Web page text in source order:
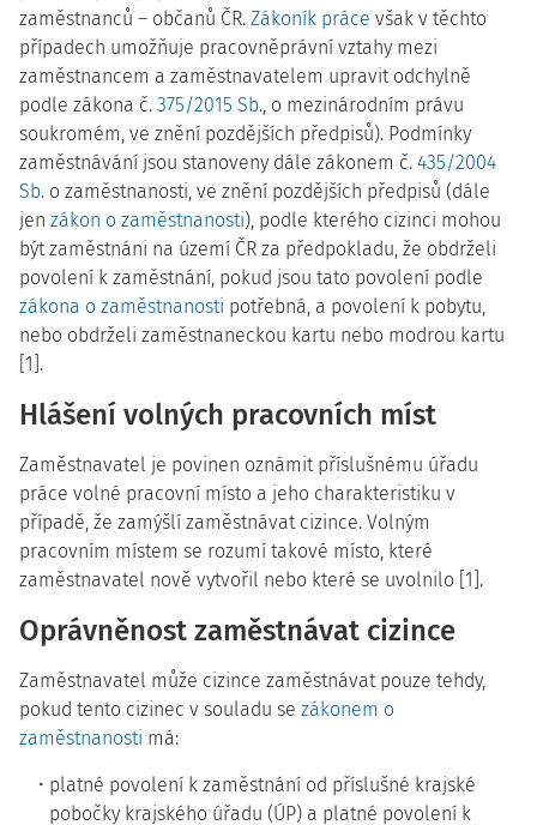
zaměstnanců – občanů ČR. Zákoník práce však v těchto
případech umožňuje pracovněprávní vztahy mezi
zaměstnancem a zaměstnavatelem upravit odchylně
podle zákona č. 375/2015 Sb., o mezinárodním právu
soukromém, ve znění pozdějších předpisů). Podmínky
zaměstnávání jsou stanoveny dále zákonem č. 435/2004
Sb. o zaměstnanosti, ve znění pozdějších předpisů (dále
jen zákon o zaměstnanosti), podle kterého cizinci mohou
být zaměstnáni na území ČR za předpokladu, že obdrželi
povolení k zaměstnání, pokud jsou tato povolení podle
zákona o zaměstnanosti potřebná, a povolení k pobytu,
nebo obdrželi zaměstnaneckou kartu nebo modrou kartu
[1].
Hlášení volných pracovních míst
Zaměstnavatel je povinen oznámit příslušnému úřadu
práce volné pracovní místo a jeho charakteristiku v
případě, že zamýšlí zaměstnávat cizince. Volným
pracovním místem se rozumí takové místo, které
zaměstnavatel nově vytvořil nebo které se uvolnilo [1].
Oprávněnost zaměstnávat cizince
Zaměstnavatel může cizince zaměstnávat pouze tehdy,
pokud tento cizinec v souladu se zákonem o
zaměstnanosti má:
platné povolení k zaměstnání od příslušné krajské
pobočky krajského úřadu (ÚP) a platné povolení k